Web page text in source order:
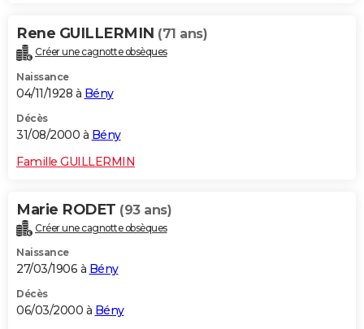
Rene GUILLERMIN (71 ans)
Créer une cagnotte obsèques
Naissance
04/11/1928 à Bény
Décès
31/08/2000 à Bény
Famille GUILLERMIN
Marie RODET (93 ans)
Créer une cagnotte obsèques
Naissance
27/03/1906 à Bény
Décès
06/03/2000 à Bény